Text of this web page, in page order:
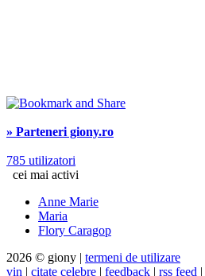
» Parteneri giony.ro
785 utilizatori
cei mai activi
Anne Marie
Maria
Flory Caragop
2026 © giony | termeni de utilizare
vin | citate celebre | feedback | rss feed |